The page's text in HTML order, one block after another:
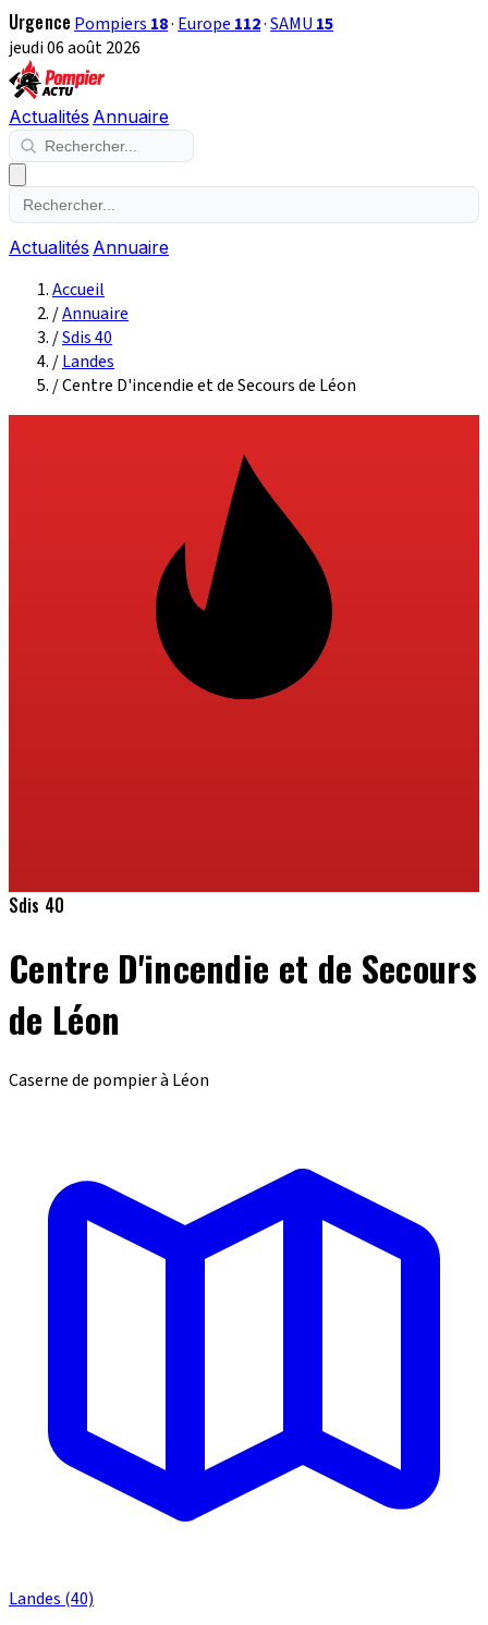
Urgence Pompiers 18· Europe 112·SAMU 15
jeudi 06 août 2026
Actualités Annuaire
Actualités Annuaire
Accueil
/Annuaire
/Sdis 40
/Landes
/Centre D'incendie et de Secours de Léon
Sdis 40
Centre D'incendie et de Secours
de Léon
Caserne de pompier à Léon
Landes (40)